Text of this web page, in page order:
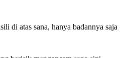
di atas sana, hanya badannya saja